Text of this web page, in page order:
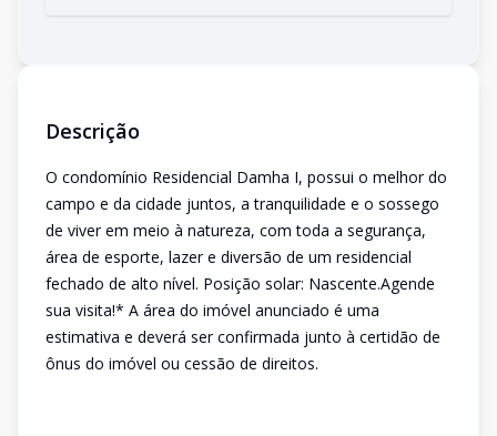
Descrição
O condomínio Residencial Damha I, possui o melhor do
campo e da cidade juntos, a tranquilidade e o sossego
de viver em meio à natureza, com toda a segurança,
área de esporte, lazer e diversão de um residencial
fechado de alto nível. Posição solar: Nascente.Agende
sua visita!* A área do imóvel anunciado é uma
estimativa e deverá ser confirmada junto à certidão de
ônus do imóvel ou cessão de direitos.